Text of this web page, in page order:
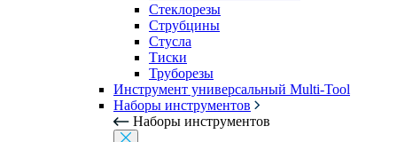
Стеклорезы
Струбцины
Стусла
Тиски
Труборезы
Инструмент универсальный Multi-Tool
Наборы инструментов
Наборы инструментов